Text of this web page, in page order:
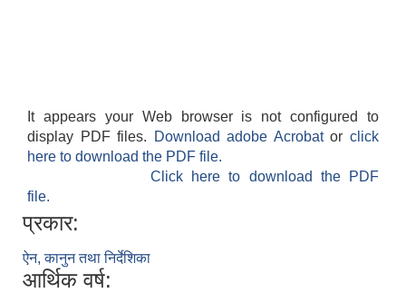
It appears your Web browser is not configured to
display PDF files.
Download adobe Acrobatorclick
here to download the PDF file.
Click here to download the PDF
file.
प्रकार:
ऐन, कानुन तथा निर्देशिका
आर्थिक वर्ष: